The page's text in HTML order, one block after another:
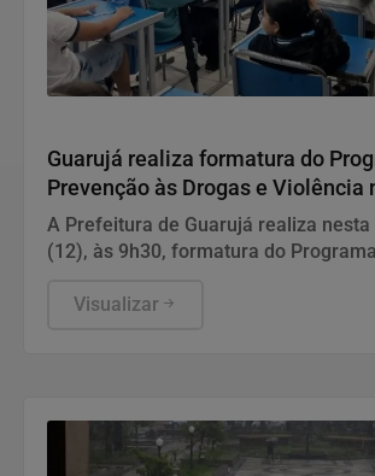
Guarujá realiza formatura do
Prevenção às Drogas e Violência
(12)
A Prefeitura de Guarujá realiza
(12), às 9h30, formatura do
Visualizar